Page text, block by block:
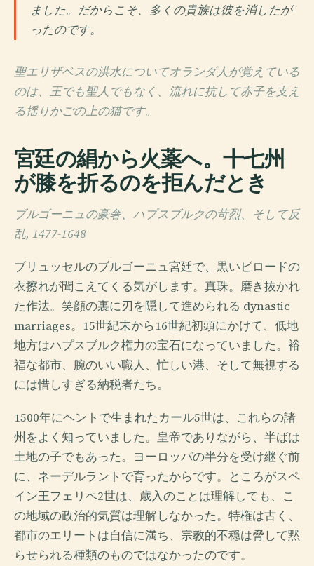
ました。だからこそ、多くの貴族は彼を消したが
ったのです。
聖エリザベスの洪水についてオランダ人が覚えている
のは、王でも聖人でもなく、流れに抗して赤子を支え
る揺りかごの上の猫です。
宮廷の絹から火薬へ。十七州
が膝を折るのを拒んだとき
ブルゴーニュの豪奢、ハプスブルクの苛烈、そして反
乱, 1477-1648
ブリュッセルのブルゴーニュ宮廷で、黒いビロードの
衣擦れが聞こえてくる気がします。真珠。磨き抜かれ
た作法。笑顔の裏に刃を隠して進められる dynastic
marriages。15世紀末から16世紀初頭にかけて、低地
地方はハプスブルク権力の宝石になっていました。裕
福な都市、腕のいい職人、忙しい港、そして無視する
には惜しすぎる納税者たち。
1500年にヘントで生まれたカール5世は、これらの諸
州をよく知っていました。皇帝でありながら、半ばは
土地の子でもあった。ヨーロッパの半分を受け継ぐ前
に、ネーデルラントで育ったからです。ところがスペ
イン王フェリペ2世は、歳入のことは理解しても、こ
の地域の政治的気質は理解しなかった。特権は古く、
都市のエリートは自信に満ち、宗教的不穏は脅して黙
らせられる種類のものではなかったのです。